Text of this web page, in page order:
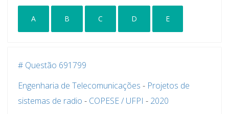
A B C D E
# Questão 691799
Engenharia de Telecomunicações - Projetos de
sistemas de radio - COPESE / UFPI - 2020